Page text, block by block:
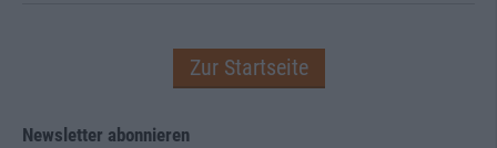
Zur Startseite
Newsletter abonnieren